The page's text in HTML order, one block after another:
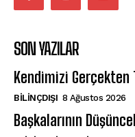
SON YAZILAR
Kendimizi Gerçekten
BILINÇDIŞI 8 Ağustos 2026
Başkalarının